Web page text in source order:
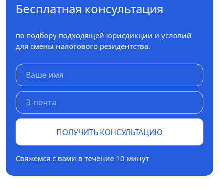
Бесплатная консультация
по подбору подходящей юрисдикции и условий
для смены налогового резидентства.
ПОЛУЧИТЬ КОНСУЛЬТАЦИЮ
Свяжемся с вами в течение 10 минут